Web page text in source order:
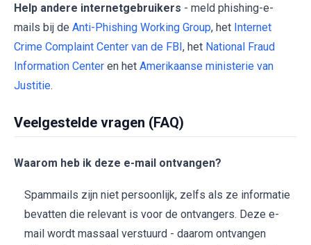
Help andere internetgebruikers - meld phishing-e-
mails bij de Anti-Phishing Working Group, het Internet
Crime Complaint Center van de FBI, het National Fraud
Information Center en het Amerikaanse ministerie van
Justitie.
Veelgestelde vragen (FAQ)
Waarom heb ik deze e-mail ontvangen?
Spammails zijn niet persoonlijk, zelfs als ze informatie
bevatten die relevant is voor de ontvangers. Deze e-
mail wordt massaal verstuurd - daarom ontvangen